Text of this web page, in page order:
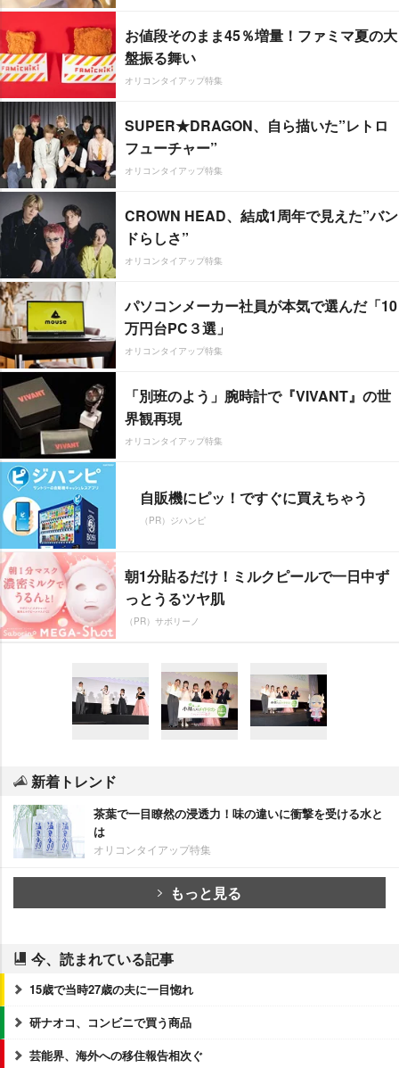
お値段そのまま45％増量！ファミマ夏の大
盤振る舞い
オリコンタイアップ特集
SUPER★DRAGON、自ら描いた”レトロ
フューチャー”
オリコンタイアップ特集
CROWN HEAD、結成1周年で見えた”バン
ドらしさ”
オリコンタイアップ特集
パソコンメーカー社員が本気で選んだ「10
万円台PC３選」
オリコンタイアップ特集
「別班のよう」腕時計で『VIVANT』の世
界観再現
オリコンタイアップ特集
自販機にピッ！ですぐに買えちゃう
（PR）ジハンピ
朝1分貼るだけ！ミルクピールで一日中ず
っとうるツヤ肌
（PR）サボリーノ
新着トレンド
茶葉で一目瞭然の浸透力！味の違いに衝撃を受ける水と
は
オリコンタイアップ特集
もっと見る
今、読まれている記事
15歳で当時27歳の夫に一目惚れ
研ナオコ、コンビニで買う商品
芸能界、海外への移住報告相次ぐ